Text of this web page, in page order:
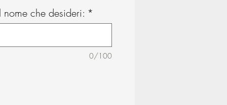
che desideri: *
0/100